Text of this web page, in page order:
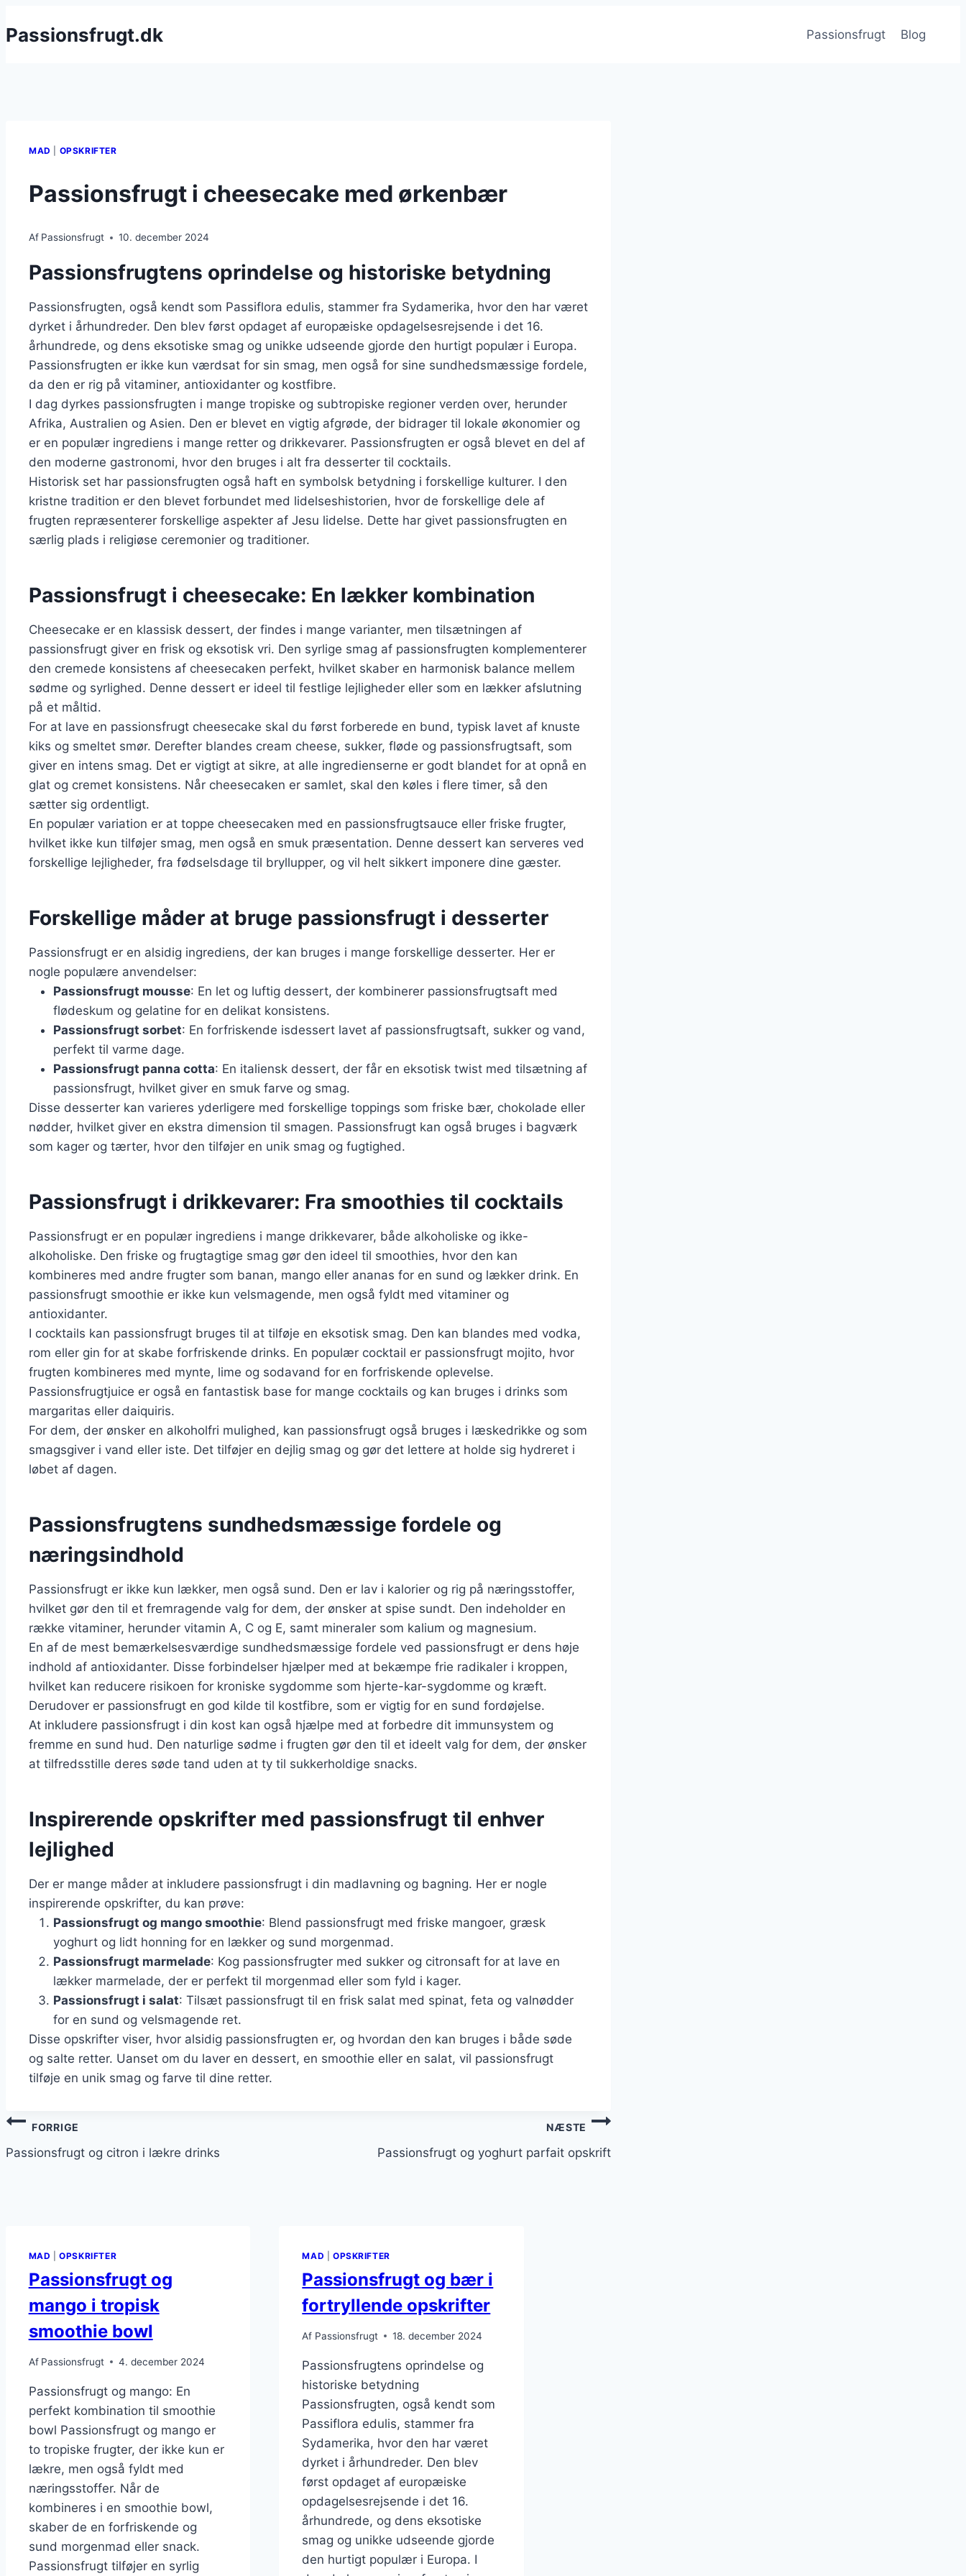
til
Passionsfrugt.dk Passionsfrugt Blog
MAD OPSKRIFTER
Passionsfrugt i cheesecake med ørkenbær
Af Passionsfrugt 10. december 2024
Passionsfrugtens oprindelse og historiske betydning
Passionsfrugten, også kendt som Passiflora edulis, stammer fra Sydamerika, hvor den har været
dyrket i århundreder. Den blev først opdaget af europæiske opdagelsesrejsende i det 16.
århundrede, og dens eksotiske smag og unikke udseende gjorde den hurtigt populær i Europa.
Passionsfrugten er ikke kun værdsat for sin smag, men også for sine sundhedsmæssige fordele,
da den er rig på vitaminer, antioxidanter og kostfibre.
I dag dyrkes passionsfrugten i mange tropiske og subtropiske regioner verden over, herunder
Afrika, Australien og Asien. Den er blevet en vigtig afgrøde, der bidrager til lokale økonomier og
er en populær ingrediens i mange retter og drikkevarer. Passionsfrugten er også blevet en del af
den moderne gastronomi, hvor den bruges i alt fra desserter til cocktails.
Historisk set har passionsfrugten også haft en symbolsk betydning i forskellige kulturer. I den
kristne tradition er den blevet forbundet med lidelseshistorien, hvor de forskellige dele af
frugten repræsenterer forskellige aspekter af Jesu lidelse. Dette har givet passionsfrugten en
særlig plads i religiøse ceremonier og traditioner.
Passionsfrugt i cheesecake: En lækker kombination
Cheesecake er en klassisk dessert, der findes i mange varianter, men tilsætningen af
passionsfrugt giver en frisk og eksotisk vri. Den syrlige smag af passionsfrugten komplementerer
den cremede konsistens af cheesecaken perfekt, hvilket skaber en harmonisk balance mellem
sødme og syrlighed. Denne dessert er ideel til festlige lejligheder eller som en lækker afslutning
på et måltid.
For at lave en passionsfrugt cheesecake skal du først forberede en bund, typisk lavet af knuste
kiks og smeltet smør. Derefter blandes cream cheese, sukker, fløde og passionsfrugtsaft, som
giver en intens smag. Det er vigtigt at sikre, at alle ingredienserne er godt blandet for at opnå en
glat og cremet konsistens. Når cheesecaken er samlet, skal den køles i flere timer, så den
sætter sig ordentligt.
En populær variation er at toppe cheesecaken med en passionsfrugtsauce eller friske frugter,
hvilket ikke kun tilføjer smag, men også en smuk præsentation. Denne dessert kan serveres ved
forskellige lejligheder, fra fødselsdage til bryllupper, og vil helt sikkert imponere dine gæster.
Forskellige måder at bruge passionsfrugt i desserter
Passionsfrugt er en alsidig ingrediens, der kan bruges i mange forskellige desserter. Her er
nogle populære anvendelser:
Passionsfrugt mousse: En let og luftig dessert, der kombinerer passionsfrugtsaft med
flødeskum og gelatine for en delikat konsistens.
Passionsfrugt sorbet: En forfriskende isdessert lavet af passionsfrugtsaft, sukker og vand,
perfekt til varme dage.
Passionsfrugt panna cotta: En italiensk dessert, der får en eksotisk twist med tilsætning af
passionsfrugt, hvilket giver en smuk farve og smag.
Disse desserter kan varieres yderligere med forskellige toppings som friske bær, chokolade eller
nødder, hvilket giver en ekstra dimension til smagen. Passionsfrugt kan også bruges i bagværk
som kager og tærter, hvor den tilføjer en unik smag og fugtighed.
Passionsfrugt i drikkevarer: Fra smoothies til cocktails
Passionsfrugt er en populær ingrediens i mange drikkevarer, både alkoholiske og ikke-
alkoholiske. Den friske og frugtagtige smag gør den ideel til smoothies, hvor den kan
kombineres med andre frugter som banan, mango eller ananas for en sund og lækker drink. En
passionsfrugt smoothie er ikke kun velsmagende, men også fyldt med vitaminer og
antioxidanter.
I cocktails kan passionsfrugt bruges til at tilføje en eksotisk smag. Den kan blandes med vodka,
rom eller gin for at skabe forfriskende drinks. En populær cocktail er passionsfrugt mojito, hvor
frugten kombineres med mynte, lime og sodavand for en forfriskende oplevelse.
Passionsfrugtjuice er også en fantastisk base for mange cocktails og kan bruges i drinks som
margaritas eller daiquiris.
For dem, der ønsker en alkoholfri mulighed, kan passionsfrugt også bruges i læskedrikke og som
smagsgiver i vand eller iste. Det tilføjer en dejlig smag og gør det lettere at holde sig hydreret i
løbet af dagen.
Passionsfrugtens sundhedsmæssige fordele og
næringsindhold
Passionsfrugt er ikke kun lækker, men også sund. Den er lav i kalorier og rig på næringsstoffer,
hvilket gør den til et fremragende valg for dem, der ønsker at spise sundt. Den indeholder en
række vitaminer, herunder vitamin A, C og E, samt mineraler som kalium og magnesium.
En af de mest bemærkelsesværdige sundhedsmæssige fordele ved passionsfrugt er dens høje
indhold af antioxidanter. Disse forbindelser hjælper med at bekæmpe frie radikaler i kroppen,
hvilket kan reducere risikoen for kroniske sygdomme som hjerte-kar-sygdomme og kræft.
Derudover er passionsfrugt en god kilde til kostfibre, som er vigtig for en sund fordøjelse.
At inkludere passionsfrugt i din kost kan også hjælpe med at forbedre dit immunsystem og
fremme en sund hud. Den naturlige sødme i frugten gør den til et ideelt valg for dem, der ønsker
at tilfredsstille deres søde tand uden at ty til sukkerholdige snacks.
Inspirerende opskrifter med passionsfrugt til enhver
lejlighed
Der er mange måder at inkludere passionsfrugt i din madlavning og bagning. Her er nogle
inspirerende opskrifter, du kan prøve:
Passionsfrugt og mango smoothie: Blend passionsfrugt med friske mangoer, græsk
yoghurt og lidt honning for en lækker og sund morgenmad.
Passionsfrugt marmelade: Kog passionsfrugter med sukker og citronsaft for at lave en
lækker marmelade, der er perfekt til morgenmad eller som fyld i kager.
Passionsfrugt i salat: Tilsæt passionsfrugt til en frisk salat med spinat, feta og valnødder
for en sund og velsmagende ret.
Disse opskrifter viser, hvor alsidig passionsfrugten er, og hvordan den kan bruges i både søde
og salte retter. Uanset om du laver en dessert, en smoothie eller en salat, vil passionsfrugt
tilføje en unik smag og farve til dine retter.
Indlægsnavigation
FORRIGE
Passionsfrugt og citron i lækre drinks
NÆSTE
Passionsfrugt og yoghurt parfait opskrift
MAD |OPSKRIFTER
Passionsfrugt og
mango i tropisk
smoothie bowl
Af Passionsfrugt 4. december 2024
Passionsfrugt og mango: En
perfekt kombination til smoothie
bowl Passionsfrugt og mango er
to tropiske frugter, der ikke kun er
lækre, men også fyldt med
næringsstoffer. Når de
kombineres i en smoothie bowl,
skaber de en forfriskende og
sund morgenmad eller snack.
Passionsfrugt tilføjer en syrlig
MAD OPSKRIFTER
Passionsfrugt og bær i
fortryllende opskrifter
Af Passionsfrugt 18. december 2024
Passionsfrugtens oprindelse og
historiske betydning
Passionsfrugten, også kendt som
Passiflora edulis, stammer fra
Sydamerika, hvor den har været
dyrket i århundreder. Den blev
først opdaget af europæiske
opdagelsesrejsende i det 16.
århundrede, og dens eksotiske
smag og unikke udseende gjorde
den hurtigt populær i Europa. I